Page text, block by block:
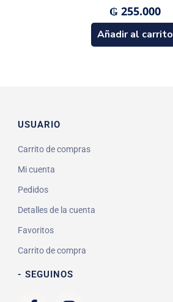
₲255.000
Añadir al carrito
USUARIO
Carrito de compras
Mi cuenta
Pedidos
Detalles de la cuenta
Favoritos
Carrito de compra
- SEGUINOS